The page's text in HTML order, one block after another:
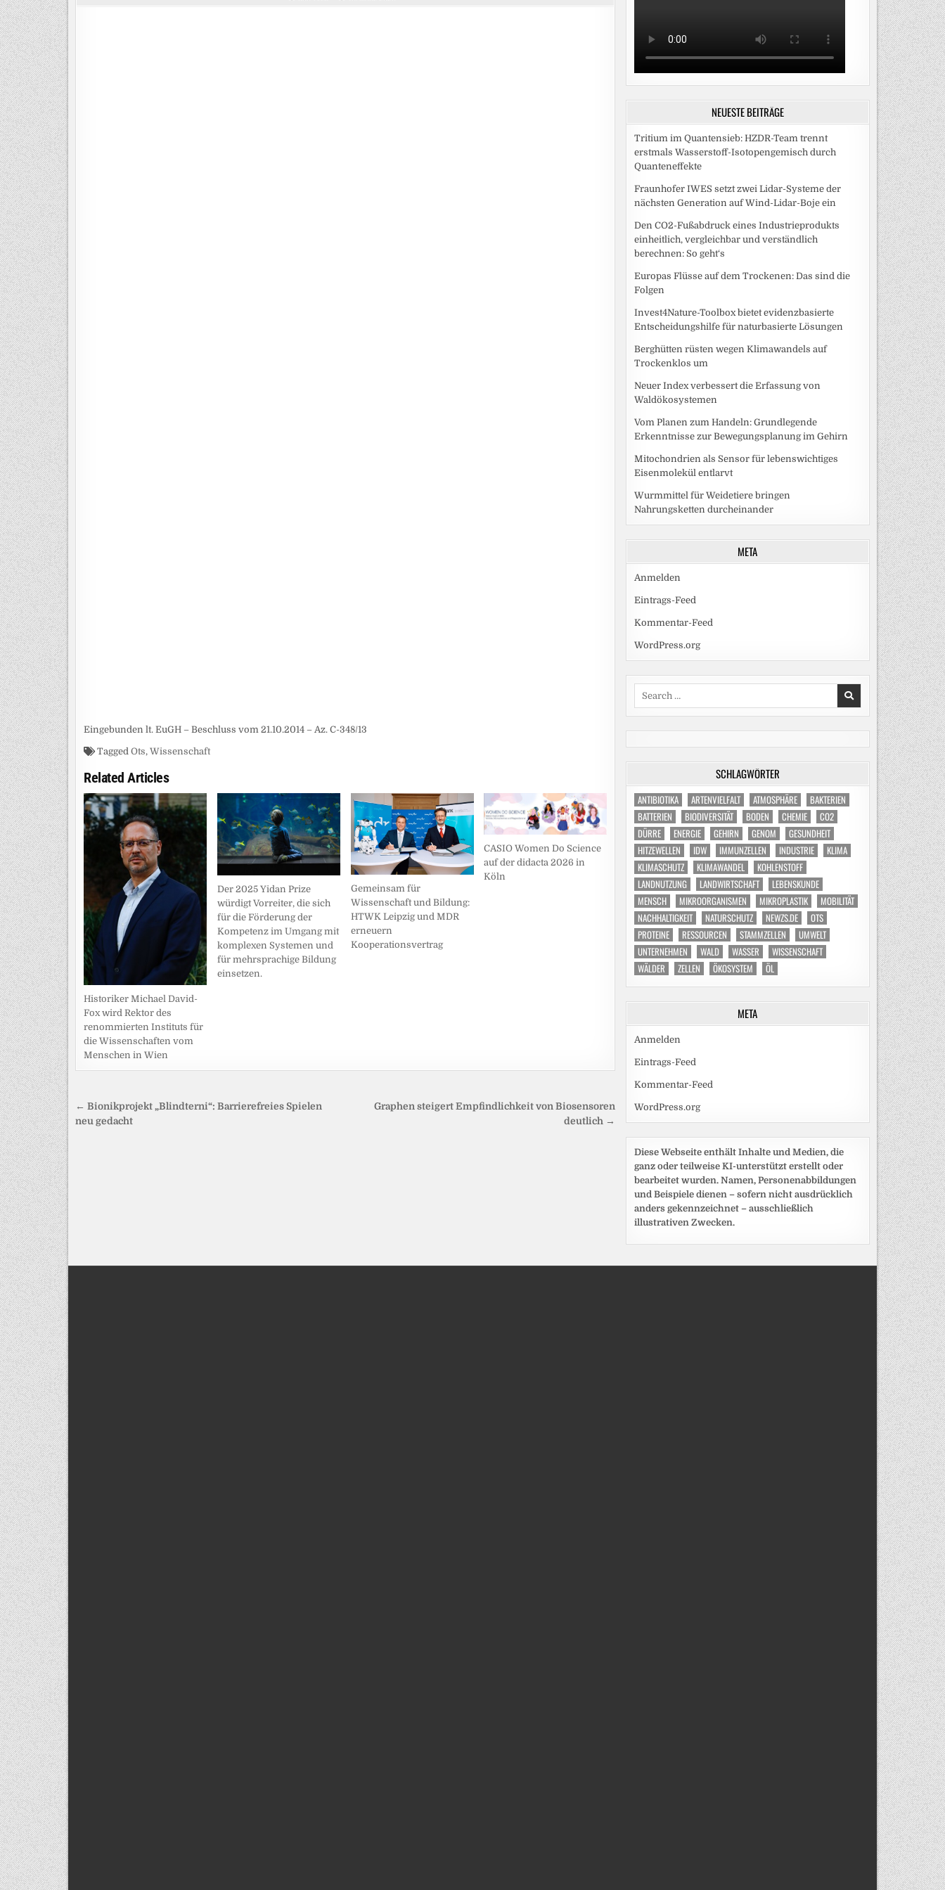
Eingebunden lt. EuGH – Beschluss vom 21.10.2014 – Az. C-348/13
Tagged Ots, Wissenschaft
Related Articles
Historiker Michael David-
Fox wird Rektor des
renommierten Instituts für
die Wissenschaften vom
Menschen in Wien
Der 2025 Yidan Prize
würdigt Vorreiter, die sich
für die Förderung der
Kompetenz im Umgang mit
komplexen Systemen und
für mehrsprachige Bildung
einsetzen.
Gemeinsam für
Wissenschaft und Bildung:
HTWK Leipzig und MDR
erneuern
Kooperationsvertrag
CASIO Women Do Science
auf der didacta 2026 in
Köln
Beitragsnavigation
Graphen steigert Empfindlichkeit von Biosensoren
deutlich →
← Bionikprojekt „Blindterni“: Barrierefreies Spielen
neu gedacht
NEUESTE BEITRÄGE
Tritium im Quantensieb: HZDR-Team trennt
erstmals Wasserstoff-Isotopengemisch durch
Quanteneffekte
Fraunhofer IWES setzt zwei Lidar-Systeme der
nächsten Generation auf Wind-Lidar-Boje ein
Den CO2-Fußabdruck eines Industrieprodukts
einheitlich, vergleichbar und verständlich
berechnen: So geht‘s
Europas Flüsse auf dem Trockenen: Das sind die
Folgen
Invest4Nature-Toolbox bietet evidenzbasierte
Entscheidungshilfe für naturbasierte Lösungen
Berghütten rüsten wegen Klimawandels auf
Trockenklos um
Neuer Index verbessert die Erfassung von
Waldökosystemen
Vom Planen zum Handeln: Grundlegende
Erkenntnisse zur Bewegungsplanung im Gehirn
Mitochondrien als Sensor für lebenswichtiges
Eisenmolekül entlarvt
Wurmmittel für Weidetiere bringen
Nahrungsketten durcheinander
META
Anmelden
Eintrags-Feed
Kommentar-Feed
WordPress.org
SCHLAGWÖRTER
ANTIBIOTIKA ARTENVIELFALT ATMOSPHÄRE
BAKTERIEN
BATTERIEN
BIODIVERSITÄT BODEN CHEMIE
CO2
DÜRRE
ENERGIE GEHIRN GENOM
GESUNDHEIT
HITZEWELLEN
IDW IMMUNZELLEN INDUSTRIE
KLIMA
KLIMASCHUTZ
KLIMAWANDEL
KOHLENSTOFF
LANDNUTZUNG
LANDWIRTSCHAFT
LEBENSKUNDE
MENSCH
MIKROORGANISMEN MIKROPLASTIK
MOBILITÄT
NACHHALTIGKEIT
NATURSCHUTZ NEWZS.DE
OTS
PROTEINE
RESSOURCEN STAMMZELLEN
UMWELT
UNTERNEHMEN
WALD WASSER
WISSENSCHAFT
WÄLDER
ZELLEN ÖKOSYSTEM ÖL
META
Anmelden
Eintrags-Feed
Kommentar-Feed
WordPress.org
Diese Webseite enthält Inhalte und Medien, die
ganz oder teilweise KI-unterstützt erstellt oder
bearbeitet wurden. Namen, Personenabbildungen
und Beispiele dienen – sofern nicht ausdrücklich
anders gekennzeichnet – ausschließlich
illustrativen Zwecken.